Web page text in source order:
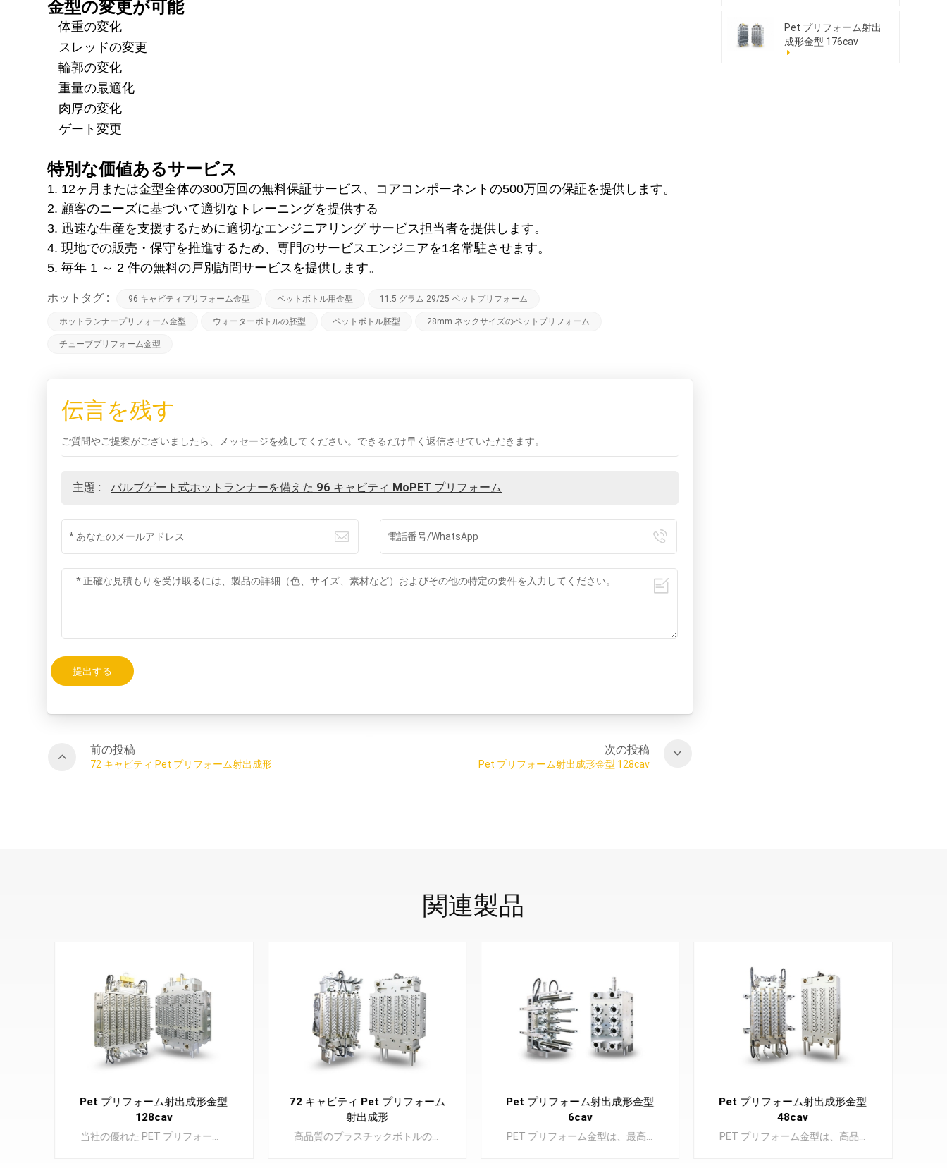
金型の変更が可能
体重の変化
スレッドの変更
輪郭の変化
重量の最適化
肉厚の変化
ゲート変更
特別な価値あるサービス
1. 12ヶ月または金型全体の300万回の無料保証サービス、コアコンポーネントの500万回の保証を提供します。
2. 顧客のニーズに基づいて適切なトレーニングを提供する
3. 迅速な生産を支援するために適切なエンジニアリング サービス担当者を提供します。
4. 現地での販売・保守を推進するため、専門のサービスエンジニアを1名常駐させます。
5. 毎年 1 ～ 2 件の無料の戸別訪問サービスを提供します。
ホットタグ : 96 キャビティプリフォーム金型 ペットボトル用金型 11.5 グラム 29/25 ペットプリフォーム
ホットランナープリフォーム金型 ウォーターボトルの胚型 ペットボトル胚型 28mm ネックサイズのペットプリフォーム
チューブプリフォーム金型
伝言を残す
ご質問やご提案がございましたら、メッセージを残してください。できるだけ早く返信させていただきます。
主題 : バルブゲート式ホットランナーを備えた 96 キャビティ MoPET プリフォーム
提出する
前の投稿
72 キャビティ Pet プリフォーム射出成形
次の投稿
Pet プリフォーム射出成形金型 128cav
Pet プリフォーム射出
成形金型 176cav
関連製品
Pet プリフォーム射出成形金型
128cav
当社の優れた PET プリフォーム金型を使用して、プラスチック ボトルの生産を向上させます。精度と耐久性を備えた高品質のボトルを簡単に作成できます。
72 キャビティ Pet プリフォーム
射出成形
高品質のプラスチックボトルの製造に不可欠な、当社の精密に作られた PET プリフォーム金型をご覧ください。当社の最高級金型で生産を向上させます。
Pet プリフォーム射出成形金型
6cav
PET プリフォーム金型は、最高級のプラスチック ボトルを製造するための基礎コンポーネントである PET プリフォームの製造において重要な要素です。
Pet プリフォーム射出成形金型
48cav
PET プリフォーム金型は、高品質のペットボトルの構成要素となる PET プリフォームの製造に不可欠なコンポーネントです。